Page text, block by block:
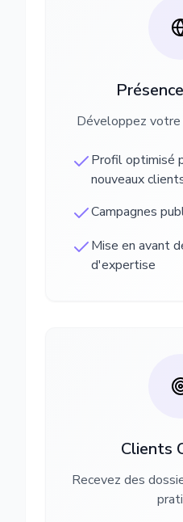
Développez
Profil optimisé
nouveaux
Campagnes
Mise en avant
d'expertise
Clients
Recevez des